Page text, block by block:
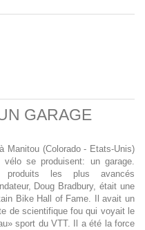
GARAGE
Manitou (Colorado - Etats-Unis)
se produisent: un garage.
les plus avancés
Doug Bradbury, était une
Bike Hall of Fame. Il avait un
de scientifique fou qui voyait le
sport du VTT. Il a été la force